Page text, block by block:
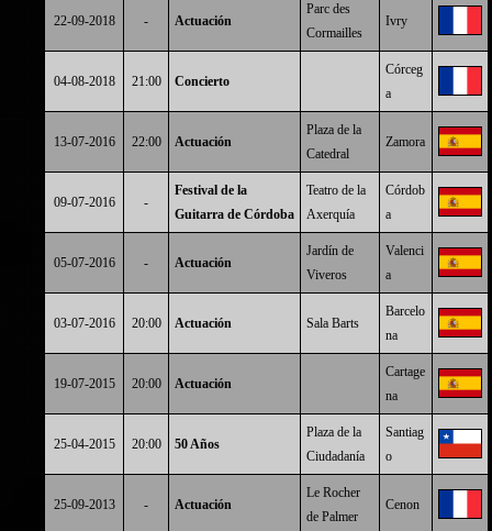
22-09-2018 - Actuación
Parc des
Cormailles
Ivry
04-08-2018 21:00 Concierto
Córceg
a
13-07-2016 22:00 Actuación
Plaza de la
Catedral
Zamora
09-07-2016 -
Festival de la
Guitarra de Córdoba
Teatro de la
Axerquía
Córdob
a
05-07-2016 - Actuación
Jardín de
Viveros
Valenci
a
03-07-2016 20:00 Actuación Sala Barts
Barcelo
na
19-07-2015 20:00 Actuación
Cartage
na
25-04-2015 20:00 50 Años
Plaza de la
Ciudadanía
Santiag
o
25-09-2013 - Actuación
Le Rocher
de Palmer
Cenon